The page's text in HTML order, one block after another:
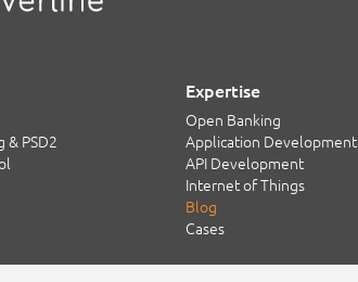
& PSD2
Expertise
Open Banking
Application Development
API Development
Internet of Things
Blog
Cases